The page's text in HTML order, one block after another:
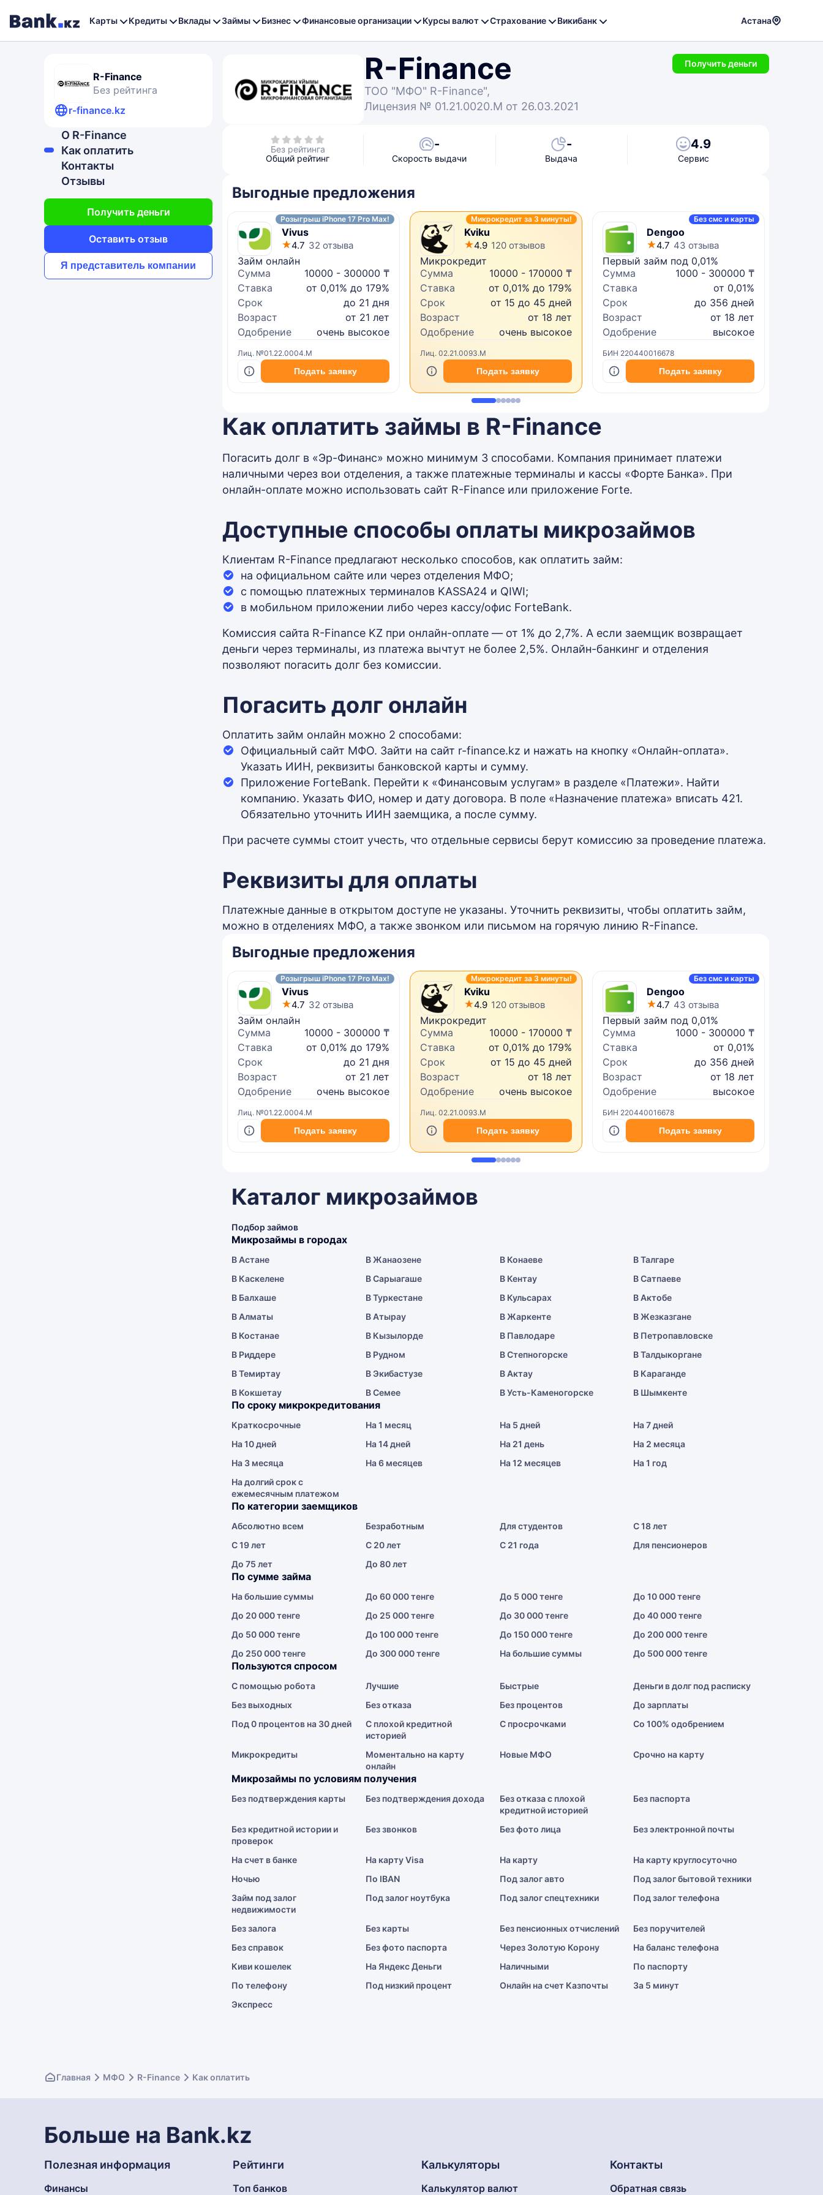
Карты Кредиты Вклады Займы Бизнес Финансовые организации Курсы валют Страхование Викибанк Астана
R-Finance
Без рейтинга
r-finance.kz
О R-Finance
Как оплатить
Контакты
Отзывы
Получить деньги
Оставить отзыв
Я представитель компании
R-Finance
ТОО "МФО" R-Finance",
Лицензия № 01.21.0020.М от 26.03.2021
Получить деньги
Без рейтинга
Общий рейтинг
-
Скорость выдачи
-
Выдача
4.9
Сервис
Выгодные предложения
Розыгрыш iPhone 17 Pro Max!
Vivus
4.7 32 отзыва
Займ онлайн
Сумма
10000 - 300000 ₸
Ставка
от 0,01% до 179%
Срок
до 21 дня
Возраст
от 21 лет
Одобрение
очень высокое
Лиц. №01.22.0004.M
Подать заявку
Микрокредит за 3 минуты!
Kviku
4.9 120 отзывов
Микрокредит
Сумма
10000 - 170000 ₸
Ставка
от 0,01% до 179%
Срок
от 15 до 45 дней
Возраст
от 18 лет
Одобрение
очень высокое
Лиц. 02.21.0093.M
Подать заявку
Без смс и карты
Dengoo
4.7 43 отзыва
Первый займ под 0,01%
Сумма
1000 - 300000 ₸
Ставка
от 0,01%
Срок
до 356 дней
Возраст
от 18 лет
Одобрение
высокое
БИН 220440016678
Подать заявку
Как оплатить займы в R-Finance
Погасить долг в «Эр-Финанс» можно минимум 3 способами. Компания принимает платежи
наличными через вои отделения, а также платежные терминалы и кассы «Форте Банка». При
онлайн-оплате можно использовать сайт R-Finance или приложение Forte.
Доступные способы оплаты микрозаймов
Клиентам R-Finance предлагают несколько способов, как оплатить займ:
на официальном сайте или через отделения МФО;
с помощью платежных терминалов KASSA24 и QIWI;
в мобильном приложении либо через кассу/офис ForteBank.
Комиссия сайта R-Finance KZ при онлайн-оплате — от 1% до 2,7%. А если заемщик возвращает
деньги через терминалы, из платежа вычтут не более 2,5%. Онлайн-банкинг и отделения
позволяют погасить долг без комиссии.
Погасить долг онлайн
Оплатить займ онлайн можно 2 способами:
Официальный сайт МФО. Зайти на сайт r-finance.kz и нажать на кнопку «Онлайн-оплата».
Указать ИИН, реквизиты банковской карты и сумму.
Приложение ForteBank. Перейти к «Финансовым услугам» в разделе «Платежи». Найти
компанию. Указать ФИО, номер и дату договора. В поле «Назначение платежа» вписать 421.
Обязательно уточнить ИИН заемщика, а после сумму.
При расчете суммы стоит учесть, что отдельные сервисы берут комиссию за проведение платежа.
Реквизиты для оплаты
Платежные данные в открытом доступе не указаны. Уточнить реквизиты, чтобы оплатить займ,
можно в отделениях МФО, а также звонком или письмом на горячую линию R-Finance.
Выгодные предложения
Розыгрыш iPhone 17 Pro Max!
Vivus
4.7 32 отзыва
Займ онлайн
Сумма
10000 - 300000 ₸
Ставка
от 0,01% до 179%
Срок
до 21 дня
Возраст
от 21 лет
Одобрение
очень высокое
Лиц. №01.22.0004.M
Подать заявку
Микрокредит за 3 минуты!
Kviku
4.9 120 отзывов
Микрокредит
Сумма
10000 - 170000 ₸
Ставка
от 0,01% до 179%
Срок
от 15 до 45 дней
Возраст
от 18 лет
Одобрение
очень высокое
Лиц. 02.21.0093.M
Подать заявку
Без смс и карты
Dengoo
4.7 43 отзыва
Первый займ под 0,01%
Сумма
1000 - 300000 ₸
Ставка
от 0,01%
Срок
до 356 дней
Возраст
от 18 лет
Одобрение
высокое
БИН 220440016678
Подать заявку
Каталог микрозаймов
Подбор займов
Микрозаймы в городах
В Астане В Жанаозене В Конаеве
В Талгаре
В Каскелене
В Сарыагаше В Кентау
В Сатпаеве
В Балхаше
В Туркестане В Кульсарах
В Актобе
В Алматы
В Атырау В Жаркенте
В Жезказгане
В Костанае
В Кызылорде В Павлодаре
В Петропавловске
В Риддере
В Рудном В Степногорске
В Талдыкоргане
В Темиртау
В Экибастузе В Актау
В Караганде
В Кокшетау
В Семее В Усть-Каменогорске В Шымкенте
По сроку микрокредитования
Краткосрочные На 1 месяц На 5 дней
На 7 дней
На 10 дней
На 14 дней На 21 день
На 2 месяца
На 3 месяца
На 6 месяцев На 12 месяцев
На 1 год
На долгий срок с
ежемесячным платежом
По категории заемщиков
Абсолютно всем Безработным Для студентов
С 18 лет
С 19 лет
С 20 лет С 21 года
Для пенсионеров
До 75 лет
До 80 лет
По сумме займа
На большие суммы До 60 000 тенге До 5 000 тенге
До 10 000 тенге
До 20 000 тенге
До 25 000 тенге До 30 000 тенге
До 40 000 тенге
До 50 000 тенге
До 100 000 тенге До 150 000 тенге
До 200 000 тенге
До 250 000 тенге
До 300 000 тенге На большие суммы До 500 000 тенге
Пользуются спросом
С помощью робота Лучшие Быстрые
Деньги в долг под расписку
Без выходных
Без отказа Без процентов
До зарплаты
Под 0 процентов на 30 дней
С плохой кредитной
историей
С просрочками Со 100% одобрением
Микрокредиты
Моментально на карту
онлайн
Новые МФО Срочно на карту
Микрозаймы по условиям получения
Без подтверждения карты Без подтверждения дохода
Без отказа с плохой
кредитной историей
Без паспорта
Без кредитной истории и
проверок
Без звонков Без фото лица Без электронной почты
На счет в банке На карту Visa На карту
На карту круглосуточно
Ночью
По IBAN Под залог авто
Под залог бытовой техники
Займ под залог
недвижимости
Под залог ноутбука Под залог спецтехники Под залог телефона
Без залога Без карты Без пенсионных отчислений
Без поручителей
Без справок
Без фото паспорта Через Золотую Корону
На баланс телефона
Киви кошелек
На Яндекс Деньги Наличными
По паспорту
По телефону
Под низкий процент Онлайн на счет Казпочты
За 5 минут
Экспресс
Главная МФО R-Finance Как оплатить
Больше на Bank.kz
Полезная информация
Финансы
Рейтинги
Топ банков
Калькуляторы
Калькулятор валют
Контакты
Обратная связь